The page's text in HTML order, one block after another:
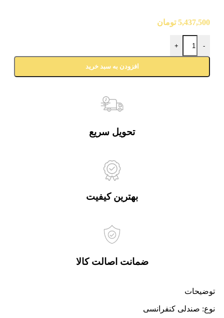
5,437,500 تومان
-
+
افزودن به سبد خرید
تحویل سریع
بهترین کیفیت
ضمانت اصالت کالا
توضیحات
نوع: صندلی کنفرانسی